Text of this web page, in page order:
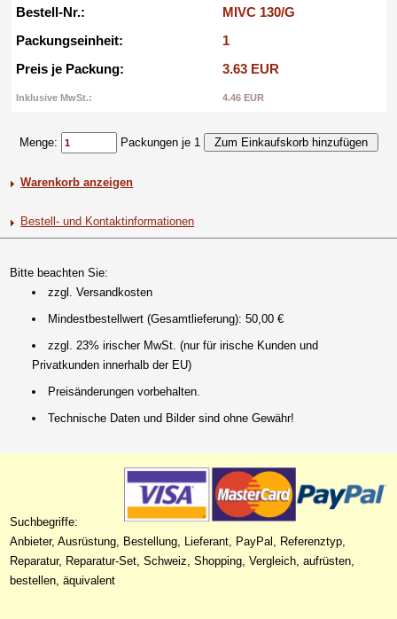
Bestell-Nr.:
MIVC 130/G
Packungseinheit:
1
Preis je Packung:
3.63 EUR
Inklusive MwSt.: 4.46 EUR
Menge: Packungen je 1
Warenkorb anzeigen
Bestell- und Kontaktinformationen
Bitte beachten Sie:
zzgl. Versandkosten
Mindestbestellwert (Gesamtlieferung): 50,00 €
zzgl. 23% irischer MwSt. (nur für irische Kunden und
Privatkunden innerhalb der EU)
Preisänderungen vorbehalten.
Technische Daten und Bilder sind ohne Gewähr!
Suchbegriffe:
Anbieter, Ausrüstung, Bestellung, Lieferant, PayPal, Referenztyp,
Reparatur, Reparatur-Set, Schweiz, Shopping, Vergleich, aufrüsten,
bestellen, äquivalent